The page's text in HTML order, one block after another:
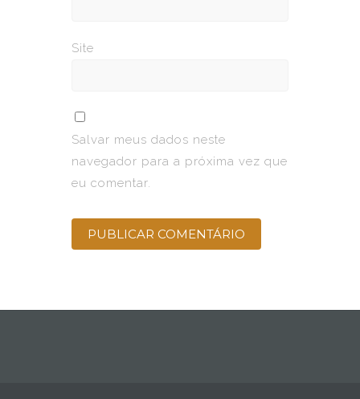
Site
Salvar meus dados neste
navegador para a próxima vez que
eu comentar.